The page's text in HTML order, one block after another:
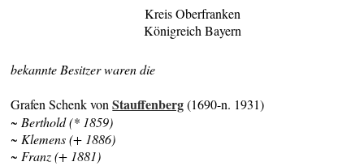
Kreis Oberfranken
Königreich Bayern
bekannte Besitzer waren die
Grafen Schenk vonStauffenberg(1690-n. 1931)
~ Berthold (* 1859)
~ Klemens (+ 1886)
~ Franz (+ 1881)